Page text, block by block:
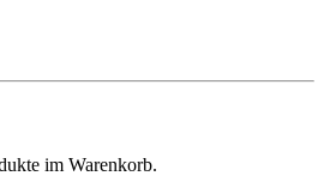
im Warenkorb.